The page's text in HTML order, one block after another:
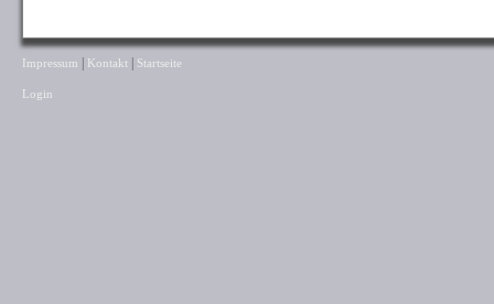
Impressum Kontakt Startseite
Login